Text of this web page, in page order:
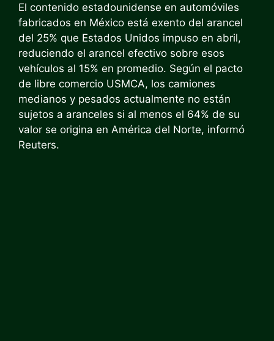
El contenido estadounidense en automóviles
fabricados en México está exento del arancel
del 25% que Estados Unidos impuso en abril,
reduciendo el arancel efectivo sobre esos
vehículos al 15% en promedio. Según el pacto
de libre comercio USMCA, los camiones
medianos y pesados ​​actualmente no están
sujetos a aranceles si al menos el 64% de su
valor se origina en América del Norte, informó
Reuters.